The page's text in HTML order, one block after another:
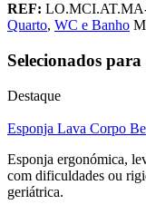
REF:
Quarto, WC e Banho
Selecionados para
Destaque
Esponja Lava Corpo
Esponja ergonómica,
com dificuldades ou
geriátrica.